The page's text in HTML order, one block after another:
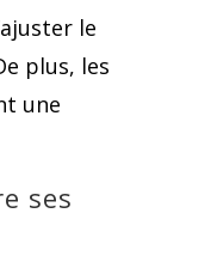
le
plus, les
une
ses